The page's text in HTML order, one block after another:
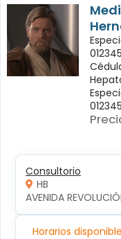
Consultorio
HB
AVENIDA
Horarios